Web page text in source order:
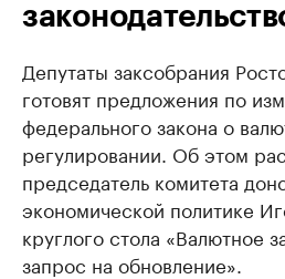
Депутаты заксобрания
готовят предложения по
федерального закона о
регулировании. Об этом
председатель комитета
экономической политике
круглого стола «Валютное
запрос на обновление».